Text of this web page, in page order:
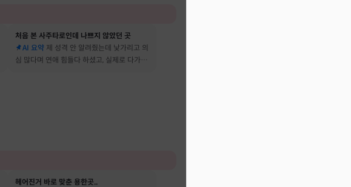
처음 본 사주타로인데 나쁘지 않았던 곳
AI 요약 제 성격 안 알려줬는데 낯가리고 의
심 많다며 연애 힘들다 하셨고, 실제로 다가온
헤어진거 바로 맞춘 용한곳..